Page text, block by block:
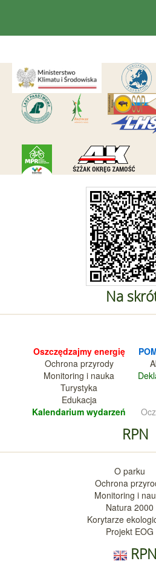
Na
Oszczędzajmy energię
Ochrona przyrody
Monitoring i nauka
Turystyka
Edukacja
Kalendarium wydarzeń
RPN
O parku
Ochrona
Monitoring i
Natura 2000
Korytarze
Projekt EOG
RPN